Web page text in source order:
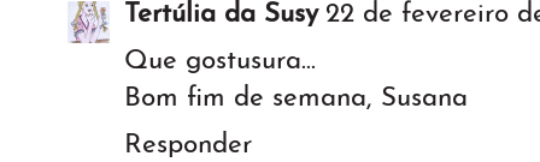
Tertúlia da Susy 22 de fevereiro
Que gostusura...
Bom fim de semana, Susana
Responder